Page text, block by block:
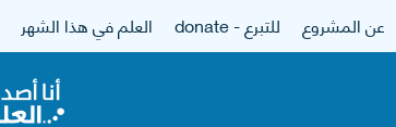
عن المشروع للتبرع - donate العلم في هذا الشهر